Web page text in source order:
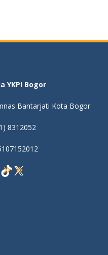
YKPI Bogor
Bantarjati Kota Bogor
8312052
TikTok
X